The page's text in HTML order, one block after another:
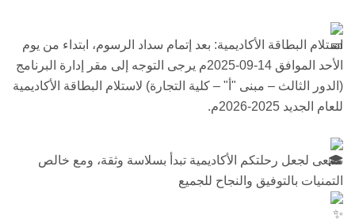
استلام البطاقة الأكاديمية: بعد إتمام سداد الرسوم، ابتداء من يوم
الأحد الموافق 14-09-2025م يرجى التوجه إلى مقر إدارة البرنامج
(الدور الثالث – مبنى "أ" – كلية التجارة) لاستلام البطاقة الأكاديمية
للعام الجديد 2025-2026م.
نسعى لجعل رحلتكم الأكاديمية تبدأ بسلاسة وثقة، ومع خالص
التمنيات بالتوفيق والنجاح للجميع